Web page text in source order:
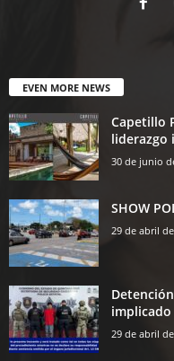
EVEN MORE NEWS
Capetillo
liderazgo
30 de junio
SHOW
29 de abril
29 de abril